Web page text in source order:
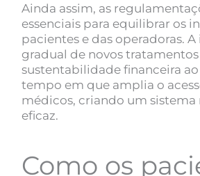
Ainda assim, as
essenciais para equilibrar os
pacientes e das operadoras. A
gradual de novos
sustentabilidade financeira
tempo em que amplia o
médicos, criando um sistema
eficaz.
Como os